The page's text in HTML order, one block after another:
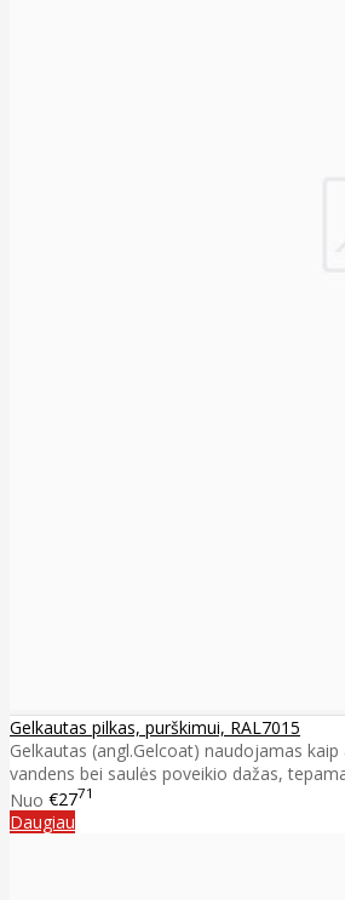
Gelkautas pilkas, purškimui, RAL7015
Gelkautas (angl.Gelcoat) naudojamas
vandens bei saulės poveikio dažas,
Nuo €2771
Daugiau